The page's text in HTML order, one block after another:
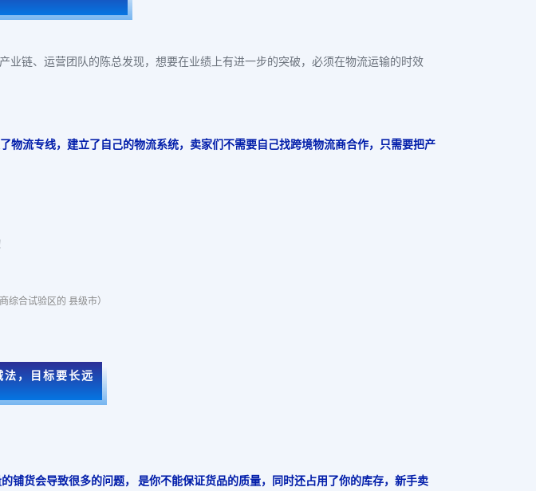
链、运营团队的陈总发现，想要在业绩上有进一步的突破，必须在物流运输的时效
物流专线，建立了自己的物流系统，卖家们不需要自己找跨境物流商合作，只需要把产
综合试验区的 县级市）
，目标要长远
的铺货会导致很多的问题， 是你不能保证货品的质量，同时还占用了你的库存，新手卖